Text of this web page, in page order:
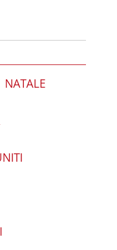
NATALE